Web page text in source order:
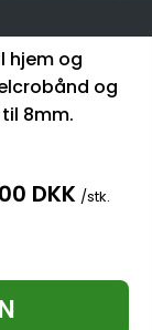
hjem og
og
8mm.
DKK /stk.